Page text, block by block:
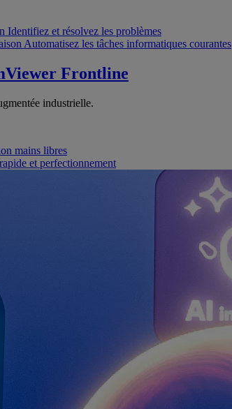
Identifiez et résolvez les problèmes
Automatisez les tâches informatiques courantes
Frontline
industrielle.
mains libres
et perfectionnement